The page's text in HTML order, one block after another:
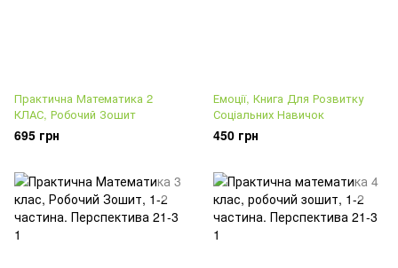
Практична Математика 2
КЛАС, Робочий Зошит
695 грн
Емоції, Книга Для Розвитку
Соціальних Навичок
450 грн